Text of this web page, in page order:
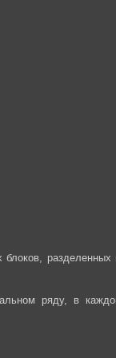
блоков, разделенных
ряду, в